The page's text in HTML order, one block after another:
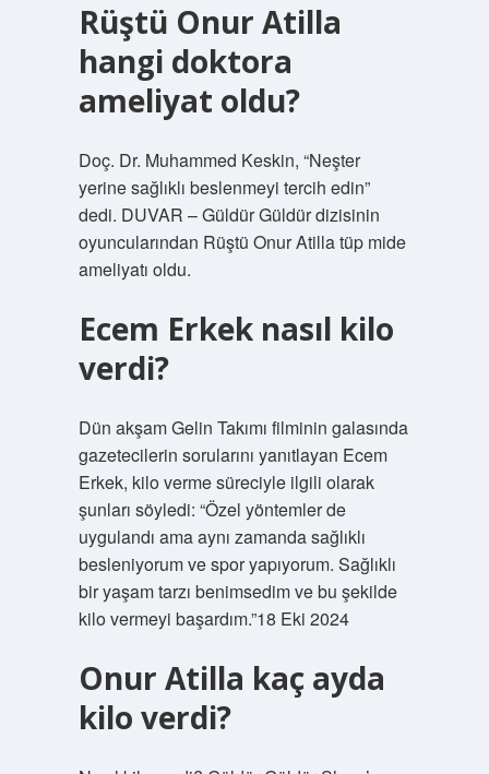
Rüştü Onur Atilla
hangi doktora
ameliyat oldu?
Doç. Dr. Muhammed Keskin, “Neşter
yerine sağlıklı beslenmeyi tercih edin”
dedi. DUVAR – Güldür Güldür dizisinin
oyuncularından Rüştü Onur Atilla tüp mide
ameliyatı oldu.
Ecem Erkek nasıl kilo
verdi?
Dün akşam Gelin Takımı filminin galasında
gazetecilerin sorularını yanıtlayan Ecem
Erkek, kilo verme süreciyle ilgili olarak
şunları söyledi: “Özel yöntemler de
uygulandı ama aynı zamanda sağlıklı
besleniyorum ve spor yapıyorum. Sağlıklı
bir yaşam tarzı benimsedim ve bu şekilde
kilo vermeyi başardım.”18 Eki 2024
Onur Atilla kaç ayda
kilo verdi?